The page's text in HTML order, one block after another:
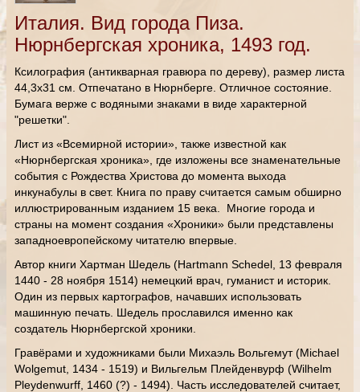
Италия. Вид города Пиза.
Нюрнбергская хроника, 1493 год.
Ксилография (антикварная гравюра по дереву), размер листа
44,3х31 см. Отпечатано в Нюрнберге. Отличное состояние.
Бумага верже с водяными знаками в виде характерной
"решетки".
Лист из «Всемирной истории», также известной как
«Нюрнбергская хроника», где изложены все знаменательные
события с Рождества Христова до момента выхода
инкунабулы в свет. Книга по праву считается самым обширно
иллюстрированным изданием 15 века. Многие города и
страны на момент создания «Хроники» были представлены
западноевропейскому читателю впервые.
Автор книги Хартман Шедель (Hartmann Schedel, 13 февраля
1440 - 28 ноября 1514) немецкий врач, гуманист и историк.
Один из первых картографов, начавших использовать
машинную печать. Шедель прославился именно как
создатель Нюрнбергской хроники.
Гравёрами и художниками были Михаэль Вольгемут (Michael
Wolgemut, 1434 - 1519) и Вильгельм Плейденвурф (Wilhelm
Pleydenwurff, 1460 (?) - 1494). Часть исследователей считает,